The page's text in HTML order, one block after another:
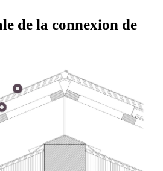
de la connexion de